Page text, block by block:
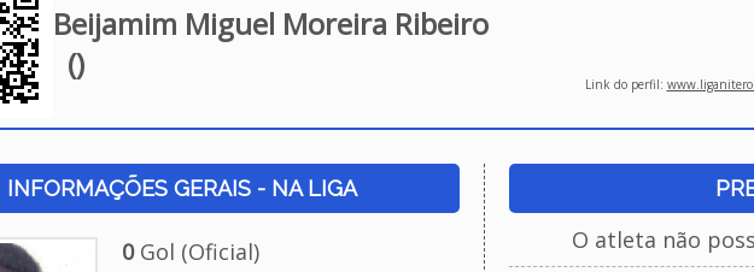
Beijamim Miguel Moreira Ribeiro
()
Link do perfil:
INFORMAÇÕES GERAIS - NA LIGA
0Gol (Oficial)
O atleta não